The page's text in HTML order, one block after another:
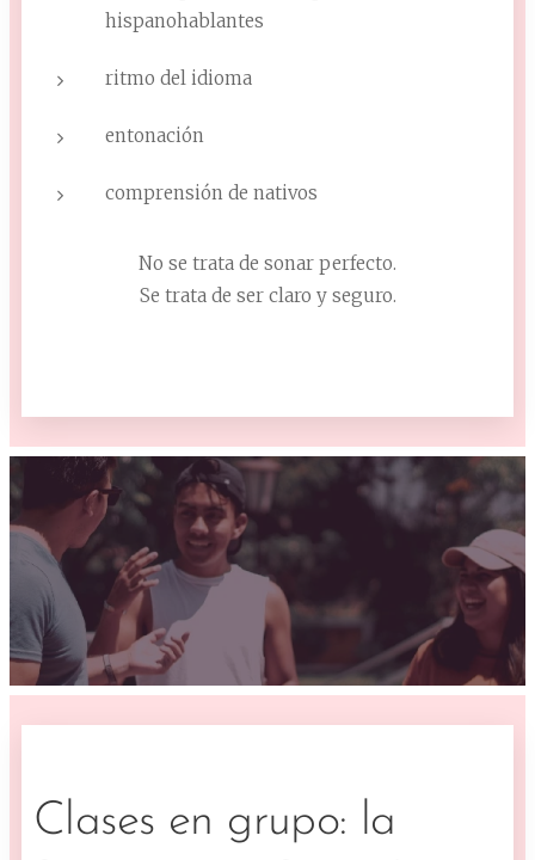
hispanohablantes
ritmo del idioma
entonación
comprensión de nativos
No se trata de sonar perfecto.
Se trata de ser claro y seguro.
Clases en grupo: la